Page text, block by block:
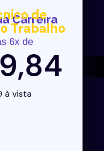
Carreira
de
Trabalho
6x de
à vista